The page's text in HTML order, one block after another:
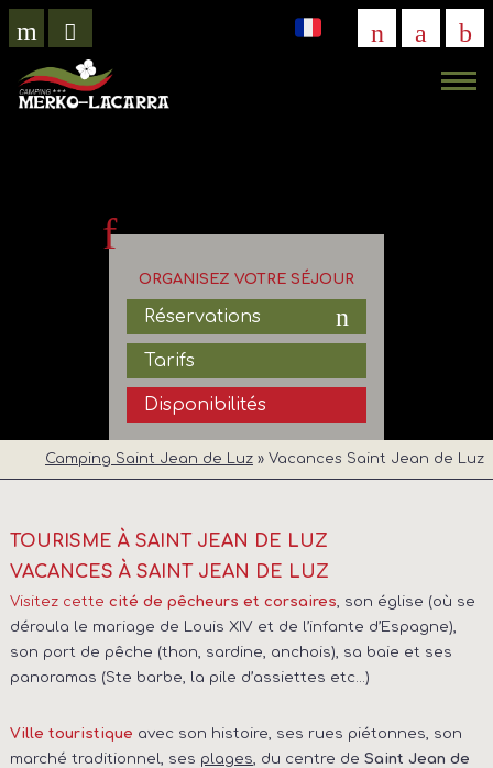
VISITE
VIRTUELLE
ORGANISEZ VOTRE SÉJOUR
Réservations
Tarifs
Disponibilités
Camping Saint Jean de Luz » Vacances Saint Jean de Luz
TOURISME À SAINT JEAN DE LUZ
VACANCES À SAINT JEAN DE LUZ
Visitez cette cité de pêcheurs et corsaires , son église (où se
déroula le mariage de Louis XIV et de l’infante d’Espagne),
son port de pêche (thon, sardine, anchois), sa baie et ses
panoramas (Ste barbe, la pile d’assiettes etc…)
Ville touristique avec son histoire, ses rues piétonnes, son
marché traditionnel, ses plages , du centre de Saint Jean de